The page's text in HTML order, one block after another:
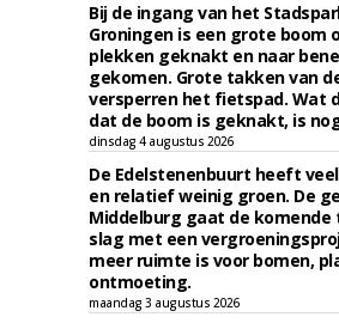
Bij de ingang van het
Groningen is een grote boom
plekken geknakt en naar
gekomen. Grote takken van
versperren het fietspad. Wat
dat de boom is geknakt, is
dinsdag 4 augustus 2026
De Edelstenenbuurt heeft
en relatief weinig groen. De
Middelburg gaat de komende
slag met een
meer ruimte is voor bomen,
ontmoeting.
maandag 3 augustus 2026